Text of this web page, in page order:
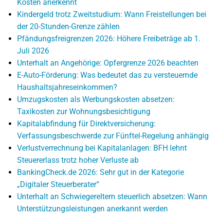
Kosten anerkennt
Kindergeld trotz Zweitstudium: Wann Freistellungen bei
der 20-Stunden-Grenze zählen
Pfändungsfreigrenzen 2026: Höhere Freibeträge ab 1.
Juli 2026
Unterhalt an Angehörige: Opfergrenze 2026 beachten
E-Auto-Förderung: Was bedeutet das zu versteuernde
Haushaltsjahreseinkommen?
Umzugskosten als Werbungskosten absetzen:
Taxikosten zur Wohnungsbesichtigung
Kapitalabfindung für Direktversicherung:
Verfassungsbeschwerde zur Fünftel-Regelung anhängig
Verlustverrechnung bei Kapitalanlagen: BFH lehnt
Steuererlass trotz hoher Verluste ab
BankingCheck.de 2026: Sehr gut in der Kategorie
„Digitaler Steuerberater“
Unterhalt an Schwiegereltern steuerlich absetzen: Wann
Unterstützungsleistungen anerkannt werden